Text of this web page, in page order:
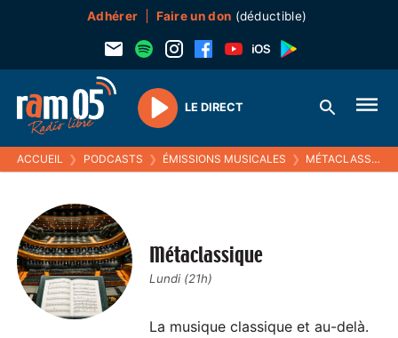
Adhérer Faire un don (déductible)
Play
LE DIRECT
ACCUEIL ❯ PODCASTS ❯ ÉMISSIONS MUSICALES ❯ MÉTACLASSIQUE
Métaclassique
Lundi (21h)
La musique classique et au-delà.